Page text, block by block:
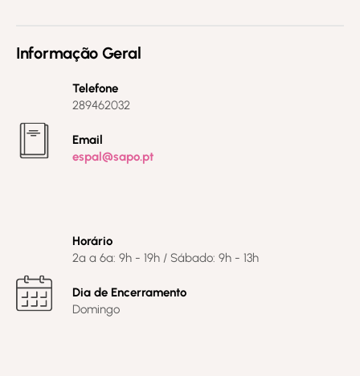
Informação Geral
Telefone
289462032
Email
espal@sapo.pt
Horário
2ª a 6ª: 9h - 19h / Sábado: 9h - 13h
Dia de Encerramento
Domingo